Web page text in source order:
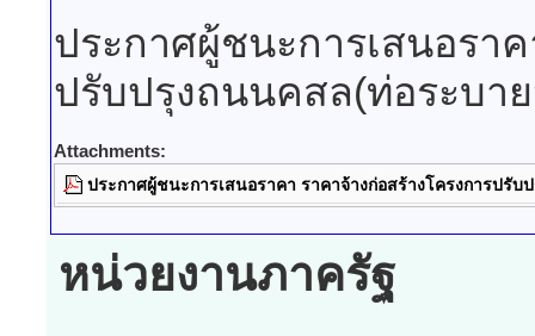
ประกาศผู้ชนะการเสนอรา
ปรับปรุงถนนคสล(ท่อระบา
Attachments:
ประกาศผู้ชนะการเสนอราคา ราคาจ้างก่อสร้างโครงการปรั
หน่วยงานภาครัฐ